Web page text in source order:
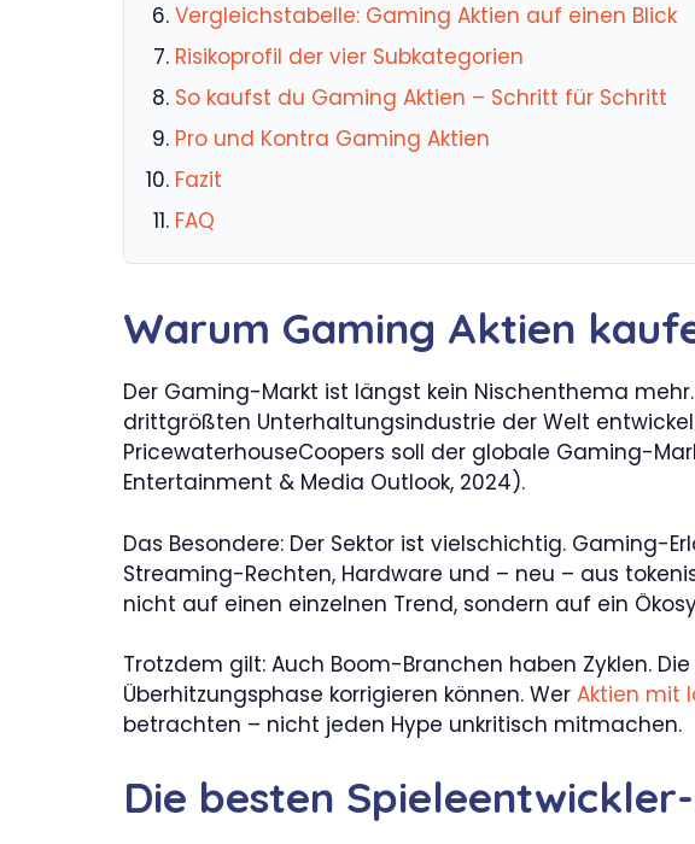
Vergleichstabelle: Gaming Aktien auf einen Blick
Risikoprofil der vier Subkategorien
So kaufst du Gaming Aktien – Schritt für Schritt
Pro und Kontra Gaming Aktien
Fazit
FAQ
Warum Gaming Aktien
Der Gaming-Markt ist längst kein Nischenthema
drittgrößten Unterhaltungsindustrie der Welt
PricewaterhouseCoopers soll der globale Gaming-
Entertainment & Media Outlook, 2024).
Das Besondere: Der Sektor ist vielschichtig. Gaming-
Streaming-Rechten, Hardware und – neu – aus
nicht auf einen einzelnen Trend, sondern auf ein
Trotzdem gilt: Auch Boom-Branchen haben Zyklen.
Überhitzungsphase korrigieren können. Wer Aktien mit
betrachten – nicht jeden Hype unkritisch mitmachen.
Die besten